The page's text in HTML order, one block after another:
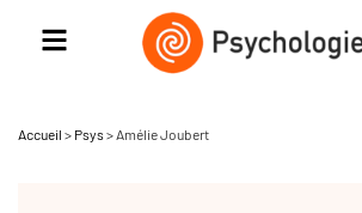
Accueil > Psys > Amélie Joubert